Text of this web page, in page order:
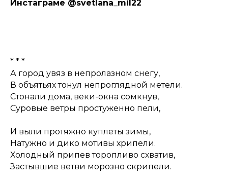
Инстаграме @svetlana_mil22
* * *
А город увяз в непролазном снегу,
В объятьях тонул непроглядной метели.
Стонали дома, веки-окна сомкнув,
Суровые ветры простуженно пели,
И выли протяжно куплеты зимы,
Натужно и дико мотивы хрипели.
Холодный припев торопливо схватив,
Застывшие ветви морозно скрипели.